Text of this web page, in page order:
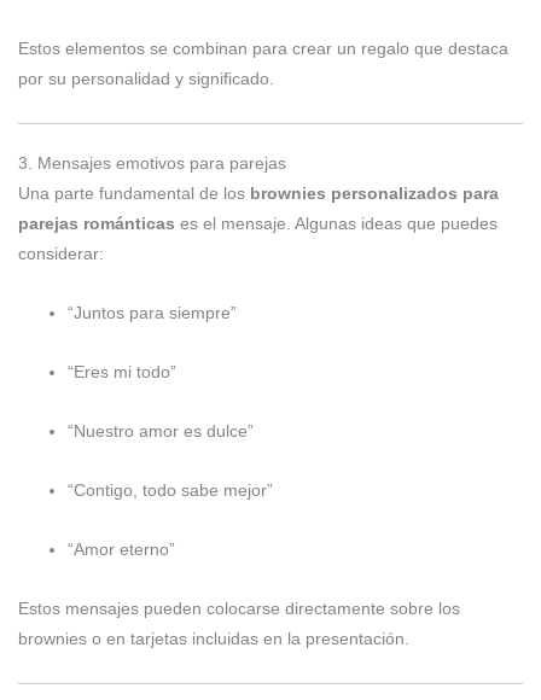
Estos elementos se combinan para crear un regalo que destaca
por su personalidad y significado.
3. Mensajes emotivos para parejas
Una parte fundamental de los brownies personalizados para
parejas románticas es el mensaje. Algunas ideas que puedes
considerar:
“Juntos para siempre”
“Eres mi todo”
“Nuestro amor es dulce”
“Contigo, todo sabe mejor”
“Amor eterno”
Estos mensajes pueden colocarse directamente sobre los
brownies o en tarjetas incluidas en la presentación.